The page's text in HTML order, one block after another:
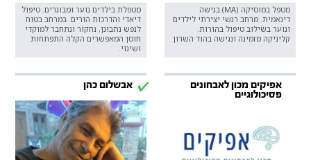
מטפל במוסיקה (MA) בגישה
דינאמית. מרחב רגשי יצירתי לילדים
ונוער בשילוב טיפול בהורות.
קליניקה מזמינה ונגישה בהוד השרון.
מטפלת בילדים נוער ומבוגרים. טיפול
דיאדי והדרכות הורים. במרחב בטוח
לנפש נתבונן, נחקור ונתחבר למוקדי
חוסן המאפשרים הקלה התפתחות
ושינוי.
אפיקים מכון לאבחונים
פסיכולוגיים
אבשלום כהן